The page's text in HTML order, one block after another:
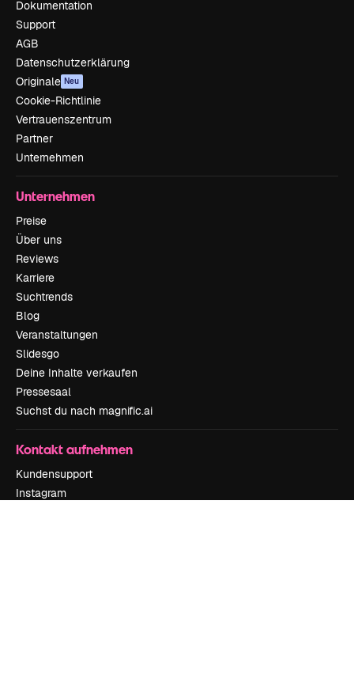
Dokumentation
Support
AGB
Datenschutzerklärung
Originale Neu
Cookie-Richtlinie
Vertrauenszentrum
Partner
Unternehmen
Unternehmen
Preise
Über uns
Reviews
Karriere
Suchtrends
Blog
Veranstaltungen
Slidesgo
Deine Inhalte verkaufen
Pressesaal
Suchst du nach magnific.ai
Kontakt aufnehmen
Kundensupport
Instagram